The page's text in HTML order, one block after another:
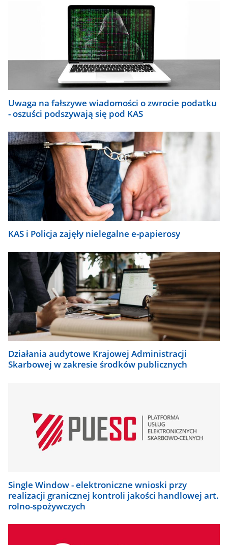
odpowiednią
zaktualizują
automatycznie.
Uwaga na fałszywe wiadomości o zwrocie podatku
- oszuści podszywają się pod KAS
KAS i Policja zajęły nielegalne e-papierosy
Działania audytowe Krajowej Administracji
Skarbowej w zakresie środków publicznych
Single Window - elektroniczne wnioski przy
realizacji granicznej kontroli jakości handlowej art.
rolno-spożywczych